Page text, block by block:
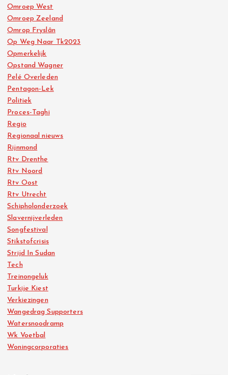
Omroep West
Omroep Zeeland
Omrop Fryslân
Op Weg Naar Tk2023
Opmerkelijk
Opstand Wagner
Pelé Overleden
Pentagon-Lek
Politiek
Proces-Taghi
Regio
Regionaal nieuws
Rijnmond
Rtv Drenthe
Rtv Noord
Rtv Oost
Rtv Utrecht
Schipholonderzoek
Slavernijverleden
Songfestival
Stikstofcrisis
Strijd In Sudan
Tech
Treinongeluk
Turkije Kiest
Verkiezingen
Wangedrag Supporters
Watersnoodramp
Wk Voetbal
Woningcorporaties